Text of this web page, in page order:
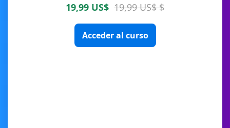
19,99 US$ 19,99 US$ $
Acceder al curso